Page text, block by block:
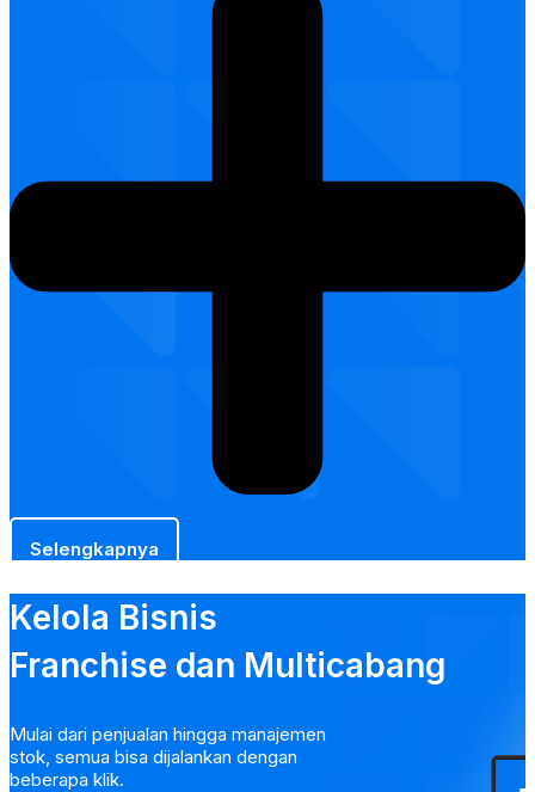
Selengkapnya
Kelola Bisnis
Franchise dan Multicabang
Mulai dari penjualan hingga manajemen
stok, semua bisa dijalankan dengan
beberapa klik.